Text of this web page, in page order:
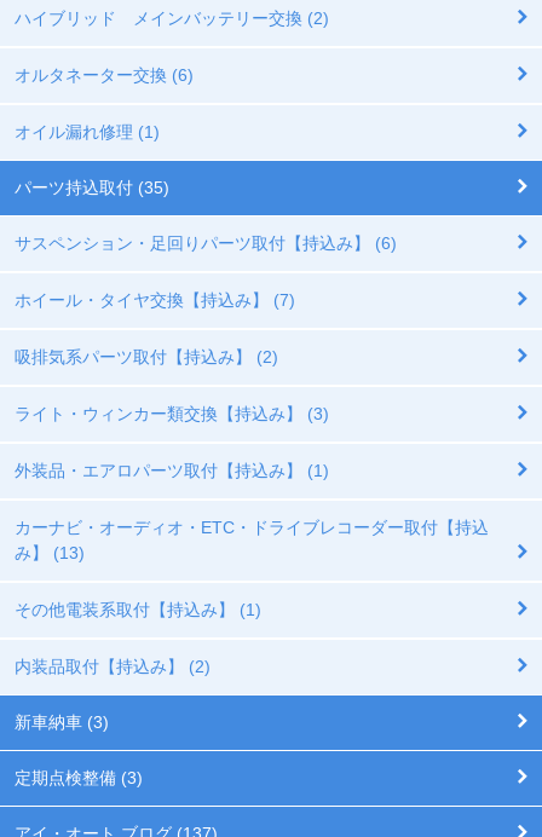
ハイブリッド メインバッテリー交換 (2)
オルタネーター交換 (6)
オイル漏れ修理 (1)
パーツ持込取付 (35)
サスペンション・足回りパーツ取付【持込み】 (6)
ホイール・タイヤ交換【持込み】 (7)
吸排気系パーツ取付【持込み】 (2)
ライト・ウィンカー類交換【持込み】 (3)
外装品・エアロパーツ取付【持込み】 (1)
カーナビ・オーディオ・ETC・ドライブレコーダー取付【持込
み】 (13)
その他電装系取付【持込み】 (1)
内装品取付【持込み】 (2)
新車納車 (3)
定期点検整備 (3)
アイ・オート ブログ (137)